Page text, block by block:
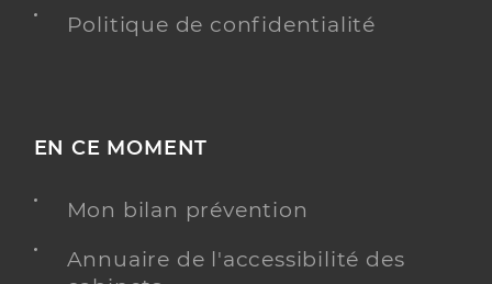
Politique de confidentialité
EN CE MOMENT
Mon bilan prévention
Annuaire de l'accessibilité des